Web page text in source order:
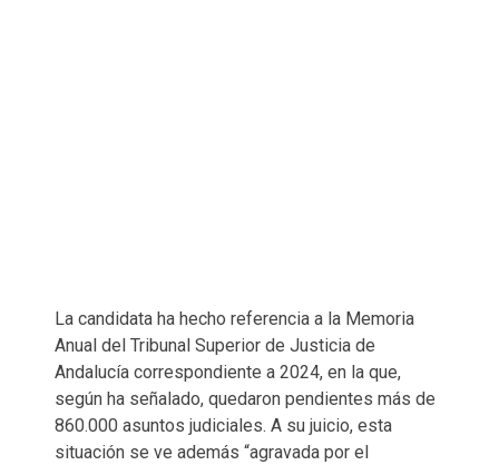
La candidata ha hecho referencia a la Memoria
Anual del Tribunal Superior de Justicia de
Andalucía correspondiente a 2024, en la que,
según ha señalado, quedaron pendientes más de
860.000 asuntos judiciales. A su juicio, esta
situación se ve además “agravada por el